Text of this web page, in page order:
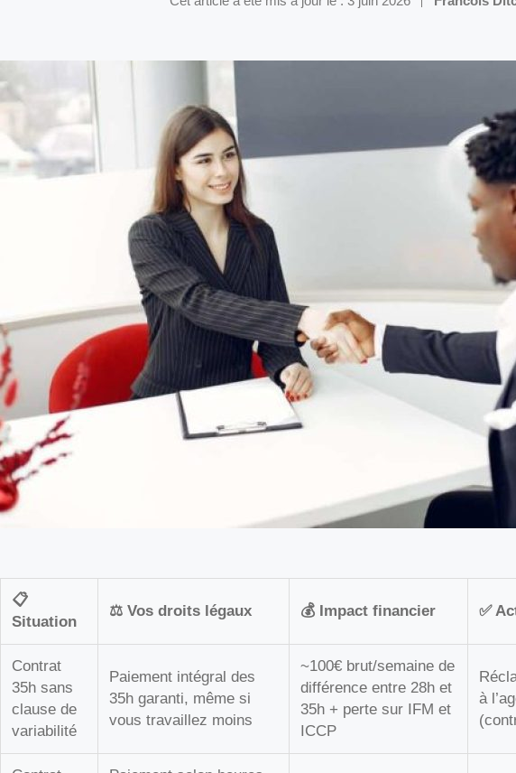
📋
Situation
⚖️ Vos droits légaux 💰 Impact financier ✅
Contrat
35h sans
clause de
variabilité
Paiement intégral des
35h garanti, même si
vous travaillez moins
~100€ brut/semaine de
différence entre 28h et
35h + perte sur IFM et
ICCP
à